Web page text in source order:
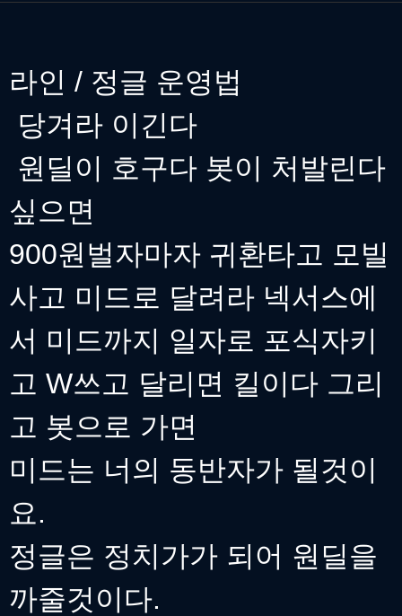
라인 / 정글 운영법
당겨라 이긴다
원딜이 호구다 봇이 처발린다
싶으면
900원벌자마자 귀환타고 모빌
사고 미드로 달려라 넥서스에
서 미드까지 일자로 포식자키
고 W쓰고 달리면 킬이다 그리
고 봇으로 가면
미드는 너의 동반자가 될것이
요.
정글은 정치가가 되어 원딜을
까줄것이다.